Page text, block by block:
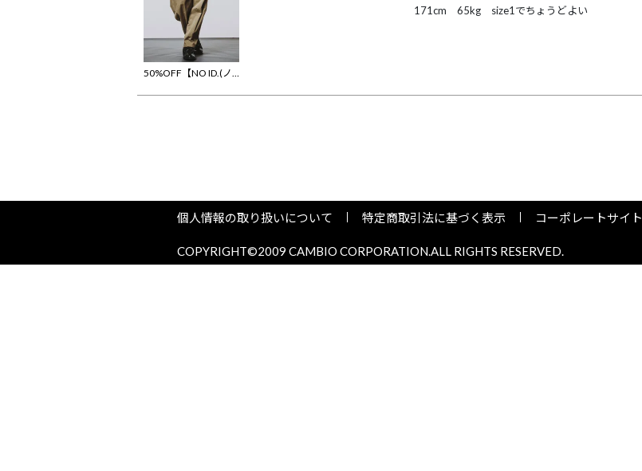
50%OFF【NO ID.(ノーアイディー)】ｲｰｼﾞｰﾜｲﾄﾞｺｸｰﾝﾄﾗｳｻﾞｰｽﾞ パンツ(856006-202P)
171cm　65kg　size1でちょうどよい
個人情報の取り扱いについて 特定商取引法に基づく表示 コーポレートサイト
COPYRIGHT©2009 CAMBIO CORPORATION.ALL RIGHTS RESERVED.